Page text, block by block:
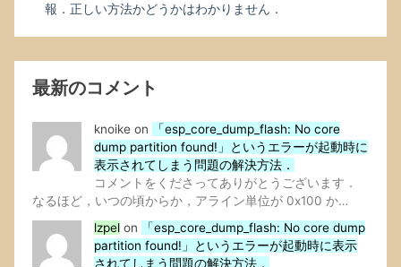
報．正しい方法かどうかはわかりません．
最新のコメント
knoike on
「esp_core_dump_flash: No core
dump partition found!」というエラーが起動時に
表示されてしまう問題の解決方法．
コメントをくださってありがとうございます．
なるほど，いつの頃からか，アライン単位が 0x100 か…
lzpel on
「esp_core_dump_flash: No core dump
partition found!」というエラーが起動時に表示
されてしまう問題の解決方法．